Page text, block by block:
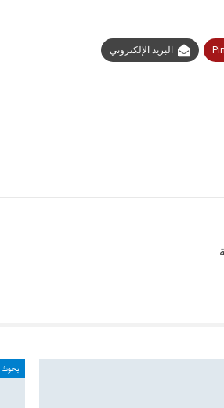
البريد الإلكتروني
بحوث